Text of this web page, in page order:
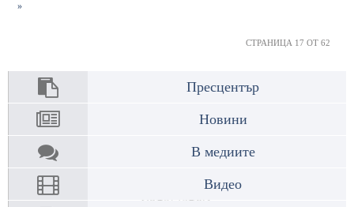
»
СТРАНИЦА 17 ОТ 62
Пресцентър
Новини
В медиите
Видео